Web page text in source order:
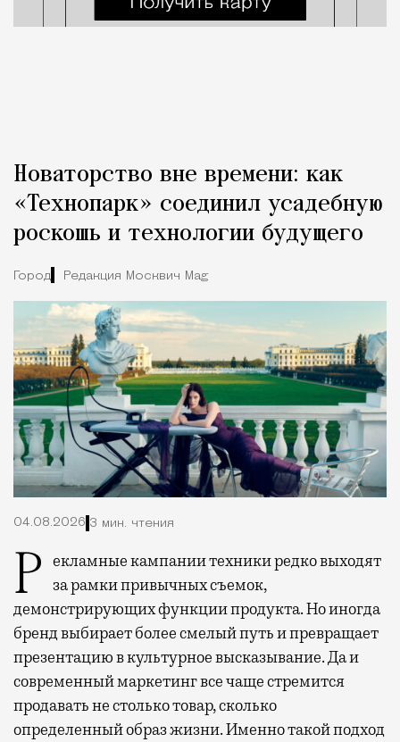
Новаторство вне времени: как
«Технопарк» соединил усадебную
роскошь и технологии будущего
Город Редакция Москвич Mag
04.08.2026 3 мин. чтения
Рекламные кампании техники редко выходят
за рамки привычных съемок,
демонстрирующих функции продукта. Но иногда
бренд выбирает более смелый путь и превращает
презентацию в культурное высказывание. Да и
современный маркетинг все чаще стремится
продавать не столько товар, сколько
определенный образ жизни. Именно такой подход